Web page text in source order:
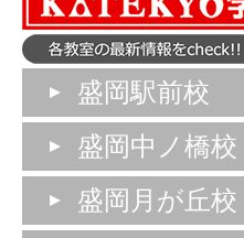
盛岡駅前校
盛岡中ノ橋校
盛岡月が丘校